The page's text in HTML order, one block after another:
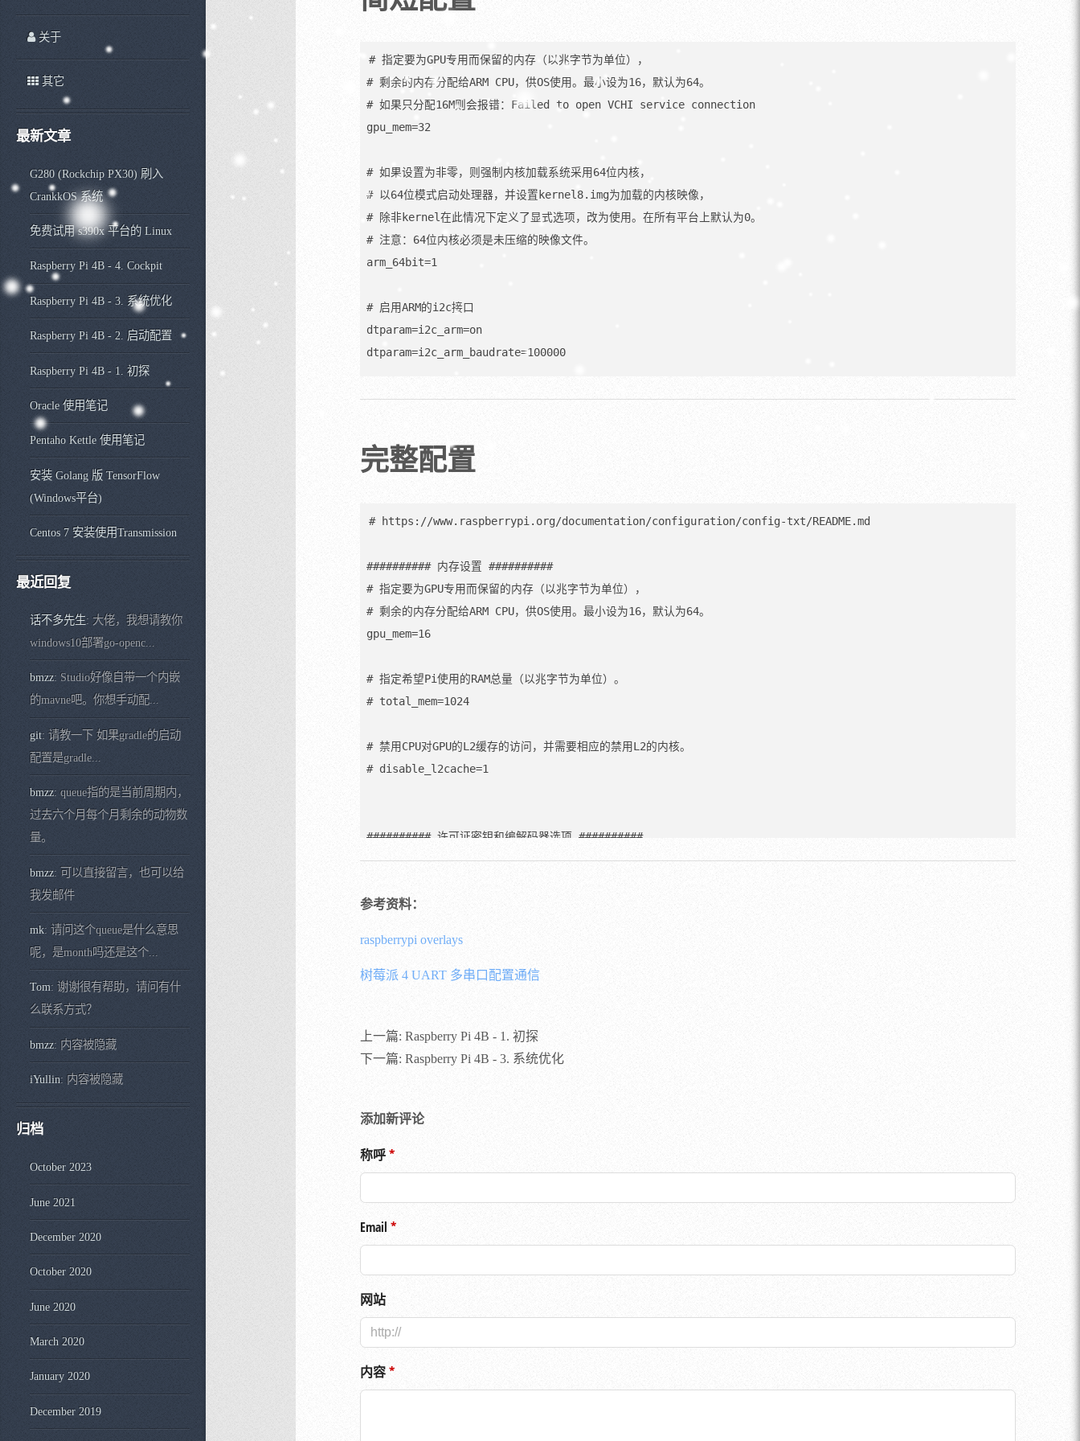
关于
其它
最新文章
G280 (Rockchip PX30) 刷入
CrankkOS 系统
免费试用 s390x 平台的 Linux
Raspberry Pi 4B - 4. Cockpit
Raspberry Pi 4B - 3. 系统优化
Raspberry Pi 4B - 2. 启动配置
Raspberry Pi 4B - 1. 初探
Oracle 使用笔记
Pentaho Kettle 使用笔记
安装 Golang 版 TensorFlow
(Windows平台)
Centos 7 安装使用Transmission
最近回复
话不多先生: 大佬，我想请教你
windows10部署go-openc...
bmzz: Studio好像自带一个内嵌
的mavne吧。你想手动配...
git: 请教一下 如果gradle的启动
配置是gradle...
bmzz: queue指的是当前周期内，
过去六个月每个月剩余的动物数
量。
bmzz: 可以直接留言，也可以给
我发邮件
mk: 请问这个queue是什么意思
呢，是month吗还是这个...
Tom: 谢谢很有帮助，请问有什
么联系方式？
bmzz: 内容被隐藏
iYullin: 内容被隐藏
归档
October 2023
June 2021
December 2020
October 2020
June 2020
March 2020
January 2020
December 2019
# 指定要为GPU专用而保留的内存（以兆字节为单位），
# 剩余的内存分配给ARM CPU，供OS使用。最小设为16，默认为64。
# 如果只分配16M则会报错：Failed to open VCHI service connection
gpu_mem=32
# 如果设置为非零，则强制内核加载系统采用64位内核，
# 以64位模式启动处理器，并设置kernel8.img为加载的内核映像，
# 除非kernel在此情况下定义了显式选项，改为使用。在所有平台上默认为0。
# 注意：64位内核必须是未压缩的映像文件。
arm_64bit=1
# 启用ARM的i2c接口
dtparam=i2c_arm=on
dtparam=i2c_arm_baudrate=100000
# 实时时钟设备ds3231的支持
# 关闭 ACT LED.（硬盘提示灯）
完整配置
# https://www.raspberrypi.org/documentation/configuration/config-txt/README.md
########## 内存设置 ##########
# 指定要为GPU专用而保留的内存（以兆字节为单位），
# 剩余的内存分配给ARM CPU，供OS使用。最小设为16，默认为64。
gpu_mem=16
# 指定希望Pi使用的RAM总量（以兆字节为单位）。
# total_mem=1024
# 禁用CPU对GPU的L2缓存的访问，并需要相应的禁用L2的内核。
# disable_l2cache=1
########## 许可证密钥和编解码器选项 ##########
# 在Raspberry Pi 4上，MPEG2或VC1的硬件编解码器将被永久禁用，即使使用许可证密钥也无法启用。
# [参数太多]
# 默认为。
# disable_audio_dither=
# enable_audio_dither=
# 调整模拟音频输出的位深度。默认位深度为11。
# disable_camera_led=1
# awb_auto_is_greyworld=1
参考资料：
raspberrypi overlays
树莓派 4 UART 多串口配置通信
上一篇: Raspberry Pi 4B - 1. 初探
下一篇: Raspberry Pi 4B - 3. 系统优化
添加新评论
称呼
Email
网站
内容